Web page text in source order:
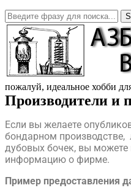
пожалуй, идеальное хобби
Производители и
Если вы желаете
бондарном производстве,
дубовых бочек, вы
информацию о фирме.
​Пример предоставления